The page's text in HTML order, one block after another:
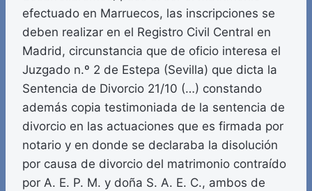
efectuado en Marruecos, las inscripciones se
deben realizar en el Registro Civil Central en
Madrid, circunstancia que de oficio interesa el
Juzgado n.º 2 de Estepa (Sevilla) que dicta la
Sentencia de Divorcio 21/10 (…) constando
además copia testimoniada de la sentencia de
divorcio en las actuaciones que es firmada por
notario y en donde se declaraba la disolución
por causa de divorcio del matrimonio contraído
por A. E. P. M. y doña S. A. E. C., ambos de